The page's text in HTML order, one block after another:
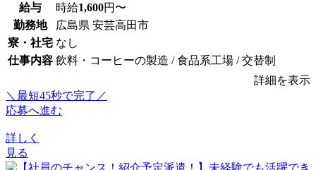
給与 時給1,600円〜
勤務地
広島県 安芸高田市
寮・社宅 なし
仕事内容 飲料・コーヒーの製造 / 食品系工場 / 交替制
詳細を表示
＼最短45秒で完了／
応募へ進む
詳しく
見る